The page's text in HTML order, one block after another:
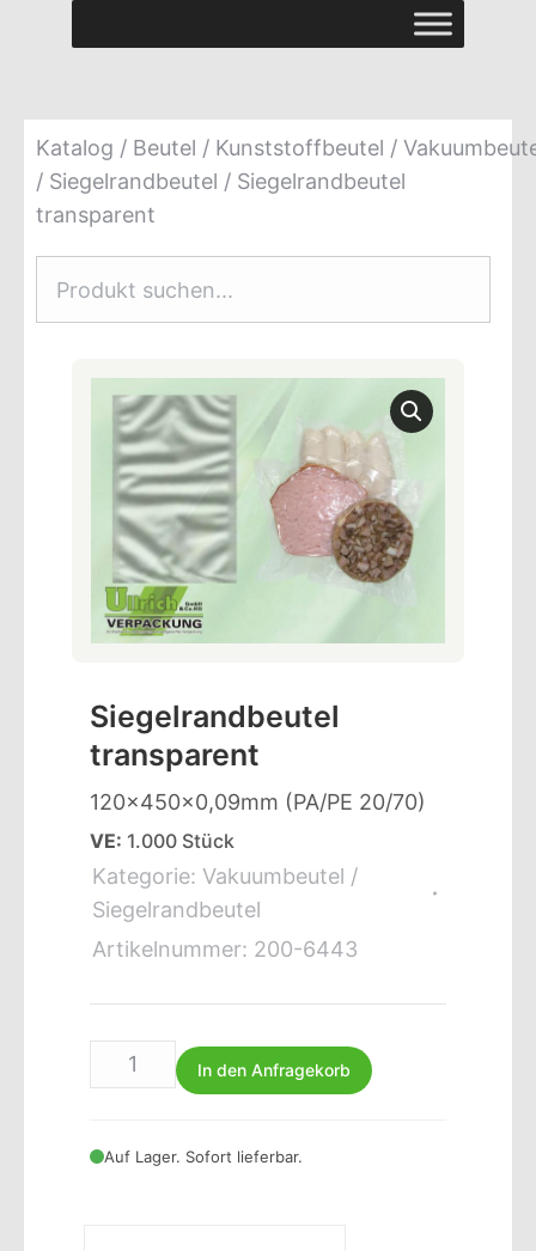
Katalog / Beutel / Kunststoffbeutel /
/ Siegelrandbeutel / Siegelrandbeutel
transparent
Siegelrandbeutel
transparent
120x450x0,09mm (PA/PE 20/70)
VE: 1.000 Stück
Kategorie: Vakuumbeutel /
Siegelrandbeutel
Artikelnummer: 200-6443
In den Anfragekorb
Auf Lager. Sofort lieferbar.